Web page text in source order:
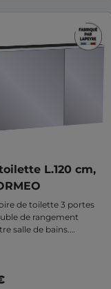
L.120 cm,
de toilette 3 portes
de rangement
salle de bains.
plus vous en